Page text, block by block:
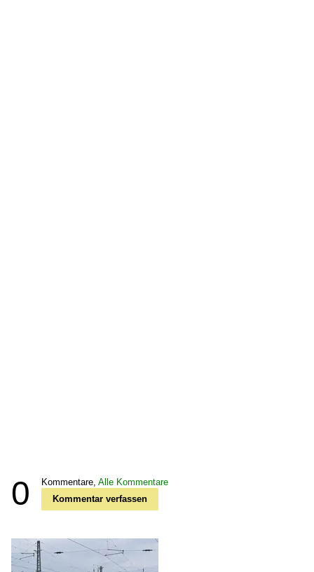
0 Kommentare, Alle Kommentare
Kommentar verfassen